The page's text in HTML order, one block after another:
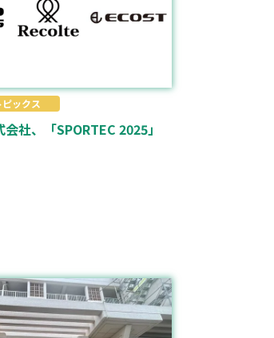
ピックス
社、「SPORTEC 2025」